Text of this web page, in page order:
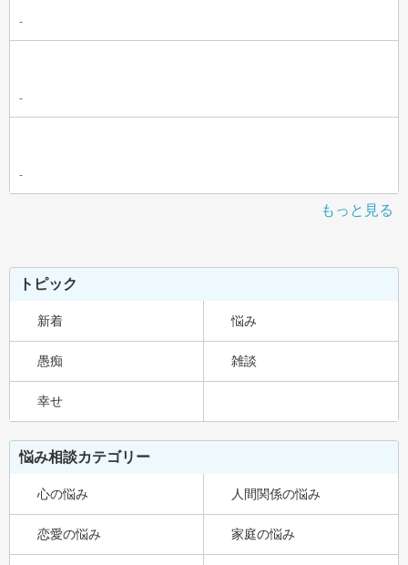
-
-
-
もっと見る
トピック
新着 悩み
愚痴 雑談
幸せ
悩み相談カテゴリー
心の悩み 人間関係の悩み
恋愛の悩み 家庭の悩み